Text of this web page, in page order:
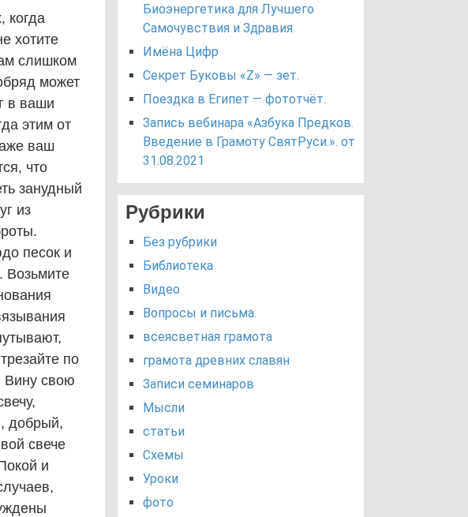
когда
хотите
слишком
может
в ваши
этим от
ваш
что
занудный
из
песок и
Возьмите
по
Вину свою
добрый,
свече
и
Биоэнергетика для Лучшего
Самочувствия и Здравия
Имёна Цифр
Секрет Буковы «Z» — зет.
Поездка в Египет — фототчёт.
Запись вебинара «Азбука Предков.
Введение в Грамоту СвятРуси.». от
31.08.2021
Рубрики
Без рубрики
Библиотека
Видео
Вопросы и письма.
всеясветная грамота
грамота древних славян
Записи семинаров
Мысли
статьи
Схемы
Уроки
фото